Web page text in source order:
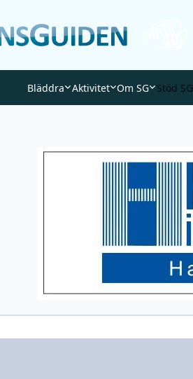
Bläddra Aktivitet Om SG Stöd SG